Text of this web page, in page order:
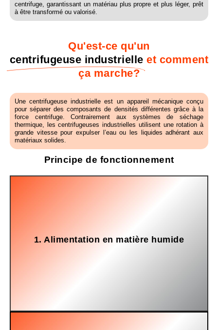
centrifuge, garantissant un matériau plus propre et plus léger, prêt
à être transformé ou valorisé.
Qu'est-ce qu'un
centrifugeuse industrielle et comment
ça marche?
Une centrifugeuse industrielle est un appareil mécanique conçu
pour séparer des composants de densités différentes grâce à la
force centrifuge. Contrairement aux systèmes de séchage
thermique, les centrifugeuses industrielles utilisent une rotation à
grande vitesse pour expulser l’eau ou les liquides adhérant aux
matériaux solides.
Principe de fonctionnement
1. Alimentation en matière humide
système d'alimentation intégré à la ligne de recyclage.